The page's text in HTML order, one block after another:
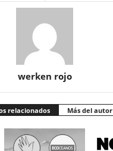
werken rojo
relacionados Más del autor